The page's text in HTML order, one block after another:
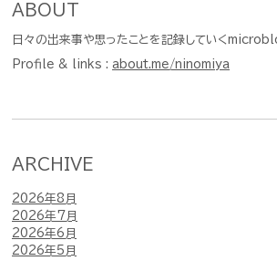
ABOUT
日々の出来事や思ったことを記録していく
Profile & links : about.me/ninomiya
ARCHIVE
2026年8月
2026年7月
2026年6月
2026年5月